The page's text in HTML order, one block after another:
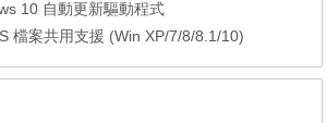
10 自動更新驅動程式
檔案共用支援 (Win XP/7/8/8.1/10)